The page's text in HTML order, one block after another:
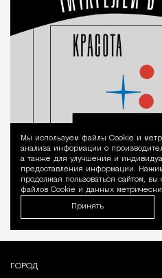
Мы используем файлы Сookie и
анализа информации о
а также для улучшения и
предоставления информации.
продолжая пользоваться сайтом, вы
файлов Cookie и данных
Принять
ГОРОД